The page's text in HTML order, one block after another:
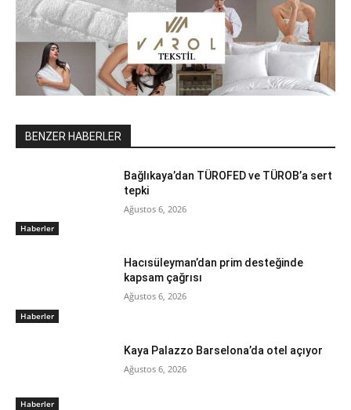
BENZER HABERLER
Haberler
Bağlıkaya’dan TÜROFED ve TÜROB’a sert
tepki
Ağustos 6, 2026
Haberler
Hacısüleyman’dan prim desteğinde
kapsam çağrısı
Ağustos 6, 2026
Haberler
Kaya Palazzo Barselona’da otel açıyor
Ağustos 6, 2026